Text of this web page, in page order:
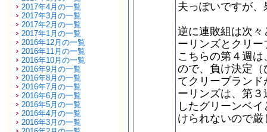
2017年4月の一覧
2017年3月の一覧
2017年2月の一覧
2017年1月の一覧
2016年12月の一覧
2016年11月の一覧
2016年10月の一覧
2016年9月の一覧
2016年8月の一覧
2016年7月の一覧
2016年6月の一覧
2016年5月の一覧
2016年4月の一覧
2016年3月の一覧
夫っぽいですが
逆に連敗組は次
ーリンズとクリ
こちらの第４週
ので、負け決定
てクリーブラン
ーリンズは、第
したグリーンベ
けられないので